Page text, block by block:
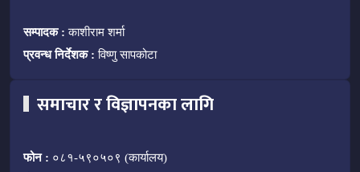
सम्पादक : काशीराम शर्मा
प्रवन्ध निर्देशक : विष्णु सापकोटा
समाचार र विज्ञापनका लागि
फोन : ०८१-५९०५०९ (कार्यालय)